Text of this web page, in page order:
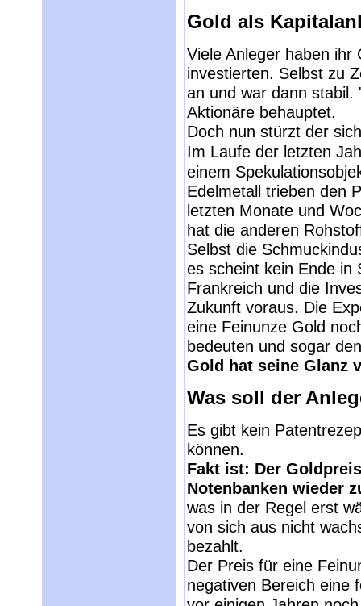
Gold als
Viele Anleger haben ihr
investierten. Selbst zu
an und war dann stabil.
Aktionäre behauptet.
Doch nun stürzt der
Im Laufe der letzten
einem
Edelmetall trieben den
letzten Monate und
hat die anderen
Selbst die
es scheint kein Ende in
Frankreich und die
Zukunft voraus. Die
eine Feinunze Gold
bedeuten und sogar
Gold hat seine Glanz
Was soll der
Es gibt kein
können.
Fakt ist: Der
Notenbanken wieder
was in der Regel erst
von sich aus nicht
bezahlt.
Der Preis für eine
negativen Bereich eine